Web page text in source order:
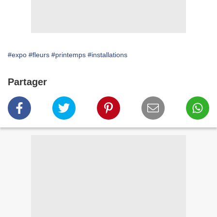
#expo #fleurs #printemps #installations
Partager